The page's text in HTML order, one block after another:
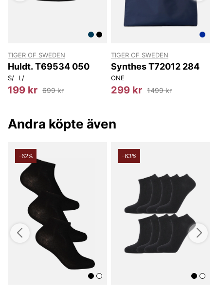
TIGER OF SWEDEN
Huldt. T69534 050
S/ L/
199 kr 699 kr
TIGER OF SWEDEN
Synthes T72012 284
ONE
299 kr 1499 kr
Andra köpte även
-62% -63%